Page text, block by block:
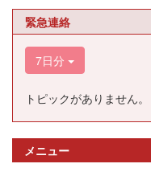
緊急連絡
7日分
トピックがありません。
メニュー